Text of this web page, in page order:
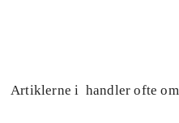
Artiklerne i handler ofte om